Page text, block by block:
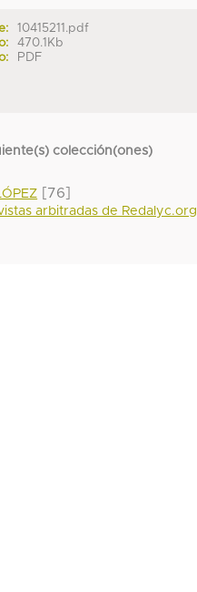
10415211.pdf
470.1Kb
PDF
colección(ones)
[76]
arbitradas de Redalyc.org